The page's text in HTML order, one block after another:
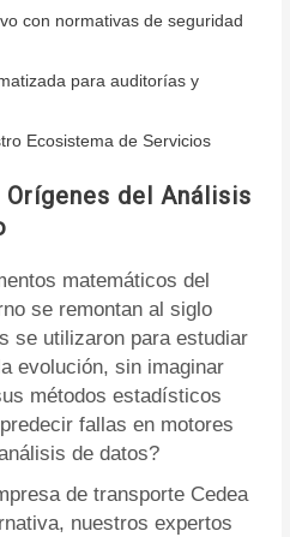
con normativas de seguridad
para auditorías y
Ecosistema de Servicios
del Análisis
matemáticos del
se remontan al siglo
se utilizaron para estudiar
evolución, sin imaginar
métodos estadísticos
fallas en motores
de datos?
de transporte Cedea
nuestros expertos